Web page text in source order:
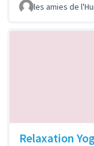
les amies de
Relaxation